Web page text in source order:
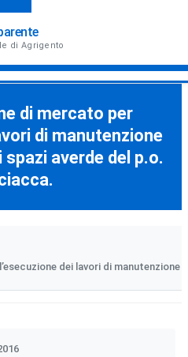
di Agrigento
di mercato per
di manutenzione
averde del p.o.
dei lavori di